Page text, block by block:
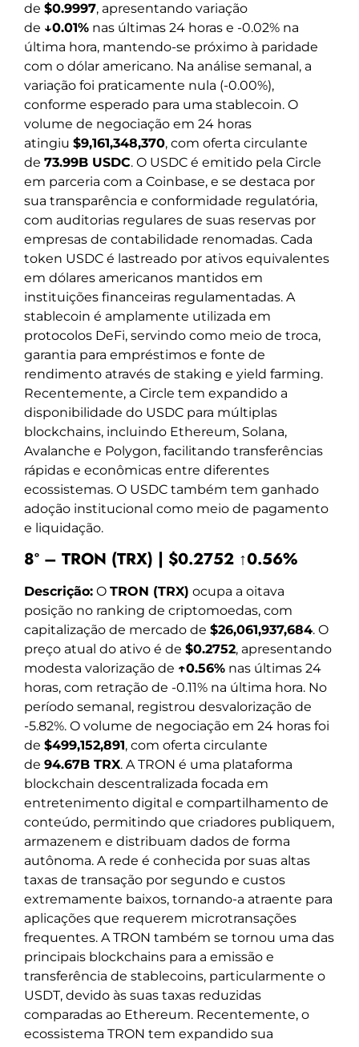
de $0.9997, apresentando variação
de ↓0.01% nas últimas 24 horas e -0.02% na
última hora, mantendo-se próximo à paridade
com o dólar americano. Na análise semanal, a
variação foi praticamente nula (-0.00%),
conforme esperado para uma stablecoin. O
volume de negociação em 24 horas
atingiu $9,161,348,370, com oferta circulante
de 73.99B USDC. O USDC é emitido pela Circle
em parceria com a Coinbase, e se destaca por
sua transparência e conformidade regulatória,
com auditorias regulares de suas reservas por
empresas de contabilidade renomadas. Cada
token USDC é lastreado por ativos equivalentes
em dólares americanos mantidos em
instituições financeiras regulamentadas. A
stablecoin é amplamente utilizada em
protocolos DeFi, servindo como meio de troca,
garantia para empréstimos e fonte de
rendimento através de staking e yield farming.
Recentemente, a Circle tem expandido a
disponibilidade do USDC para múltiplas
blockchains, incluindo Ethereum, Solana,
Avalanche e Polygon, facilitando transferências
rápidas e econômicas entre diferentes
ecossistemas. O USDC também tem ganhado
adoção institucional como meio de pagamento
e liquidação.
8º – TRON (TRX) | $0.2752 ↑0.56%
Descrição: O TRON (TRX) ocupa a oitava
posição no ranking de criptomoedas, com
capitalização de mercado de $26,061,937,684. O
preço atual do ativo é de $0.2752, apresentando
modesta valorização de ↑0.56% nas últimas 24
horas, com retração de -0.11% na última hora. No
período semanal, registrou desvalorização de
-5.82%. O volume de negociação em 24 horas foi
de $499,152,891, com oferta circulante
de 94.67B TRX. A TRON é uma plataforma
blockchain descentralizada focada em
entretenimento digital e compartilhamento de
conteúdo, permitindo que criadores publiquem,
armazenem e distribuam dados de forma
autônoma. A rede é conhecida por suas altas
taxas de transação por segundo e custos
extremamente baixos, tornando-a atraente para
aplicações que requerem microtransações
frequentes. A TRON também se tornou uma das
principais blockchains para a emissão e
transferência de stablecoins, particularmente o
USDT, devido às suas taxas reduzidas
comparadas ao Ethereum. Recentemente, o
ecossistema TRON tem expandido sua